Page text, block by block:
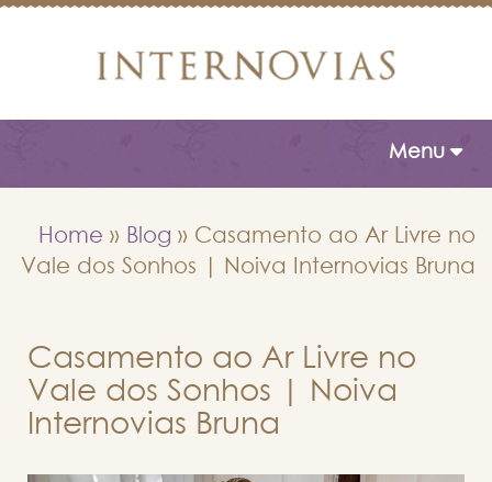
Toggle
Menu
Home » Blog » Casamento ao Ar Livre no
Vale dos Sonhos | Noiva Internovias Bruna
Casamento ao Ar Livre no
Vale dos Sonhos | Noiva
Internovias Bruna